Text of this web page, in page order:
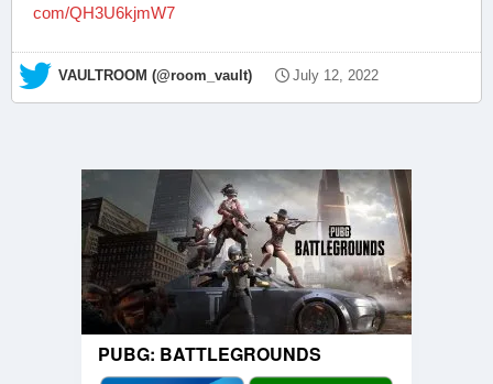
com/QH3U6kjmW7
— VAULTROOM (@room_vault) July 12, 2022
PUBG: BATTLEGROUNDS